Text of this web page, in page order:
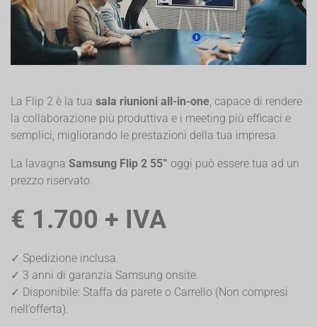
La Flip 2 è la tua sala riunioni all-in-one , capace di rendere
la collaborazione più produttiva e i meeting più efficaci e
semplici, migliorando le prestazioni della tua impresa.
La lavagna Samsung Flip 2 55” oggi può essere tua ad un
prezzo riservato.
€ 1.700 + IVA
✓ Spedizione inclusa.
✓ 3 anni di garanzia Samsung onsite.
✓ Disponibile: Staffa da parete o Carrello (Non compresi
nell’offerta).